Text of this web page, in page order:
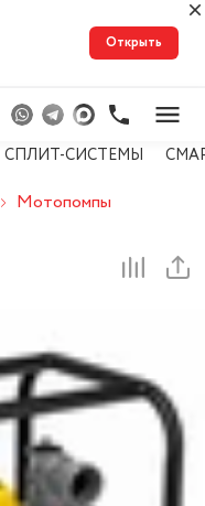
Открыть
СПЛИТ-СИСТЕМЫ
Мотопомпы